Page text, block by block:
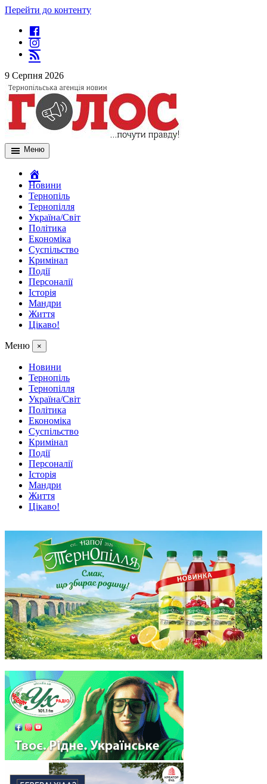
Перейти до контенту
9 Серпня 2026
Меню
Новини
Тернопіль
Тернопілля
Україна/Світ
Політика
Економіка
Суспільство
Кримінал
Події
Персоналії
Історія
Мандри
Життя
Цікаво!
Меню ×
Новини
Тернопіль
Тернопілля
Україна/Світ
Політика
Економіка
Суспільство
Кримінал
Події
Персоналії
Історія
Мандри
Життя
Цікаво!